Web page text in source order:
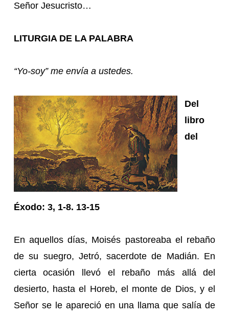
Señor Jesucristo…
LITURGIA DE LA PALABRA
“Yo-soy” me envía a ustedes.
Del
libro
del
Éxodo: 3, 1-8. 13-15
En aquellos días, Moisés pastoreaba el rebaño
de su suegro, Jetró, sacerdote de Madián. En
cierta ocasión llevó el rebaño más allá del
desierto, hasta el Horeb, el monte de Dios, y el
Señor se le apareció en una llama que salía de